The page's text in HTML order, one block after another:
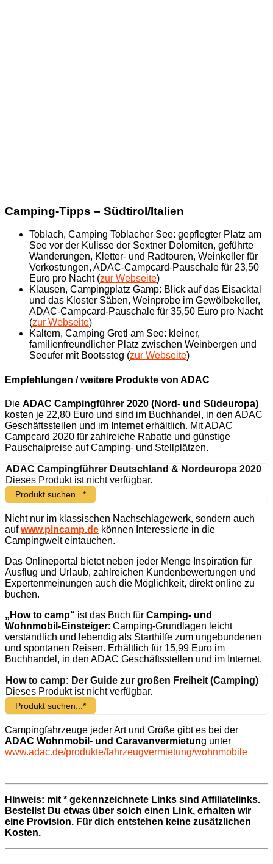
Camping-Tipps – Südtirol/Italien
Toblach, Camping Toblacher See: gepflegter Platz am
See vor der Kulisse der Sextner Dolomiten, geführte
Wanderungen, Kletter- und Radtouren, Weinkeller für
Verkostungen, ADAC-Campcard-Pauschale für 23,50
Euro pro Nacht (zur Webseite)
Klausen, Campingplatz Gamp: Blick auf das Eisacktal
und das Kloster Säben, Weinprobe im Gewölbekeller,
ADAC-Campcard-Pauschale für 35,50 Euro pro Nacht
(zur Webseite)
Kaltern, Camping Gretl am See: kleiner,
familienfreundlicher Platz zwischen Weinbergen und
Seeufer mit Bootssteg (zur Webseite)
Empfehlungen / weitere Produkte von ADAC
Die ADAC Campingführer 2020 (Nord- und Südeuropa)
kosten je 22,80 Euro und sind im Buchhandel, in den ADAC
Geschäftsstellen und im Internet erhältlich. Mit ADAC
Campcard 2020 für zahlreiche Rabatte und günstige
Pauschalpreise auf Camping- und Stellplätzen.
ADAC Campingführer Deutschland & Nordeuropa 2020
Dieses Produkt ist nicht verfügbar.
Produkt suchen...*
Nicht nur im klassischen Nachschlagewerk, sondern auch
aufwww.pincamp.de können Interessierte in die
Campingwelt eintauchen.
Das Onlineportal bietet neben jeder Menge Inspiration für
Ausflug und Urlaub, zahlreichen Kundenbewertungen und
Expertenmeinungen auch die Möglichkeit, direkt online zu
buchen.
„How to camp“ ist das Buch für Camping- und
Wohnmobil-Einsteiger: Camping-Grundlagen leicht
verständlich und lebendig als Starthilfe zum ungebundenen
und spontanen Reisen. Erhältlich für 15,99 Euro im
Buchhandel, in den ADAC Geschäftsstellen und im Internet.
How to camp: Der Guide zur großen Freiheit (Camping)
Dieses Produkt ist nicht verfügbar.
Produkt suchen...*
Campingfahrzeuge jeder Art und Größe gibt es bei der
ADAC Wohnmobil- und Caravanvermietung unter
www.adac.de/produkte/fahrzeugvermietung/wohnmobile
Hinweis: mit * gekennzeichnete Links sind Affiliatelinks.
Bestellst Du etwas über solch einen Link, erhalten wir
eine Provision. Für dich entstehen keine zusätzlichen
Kosten.